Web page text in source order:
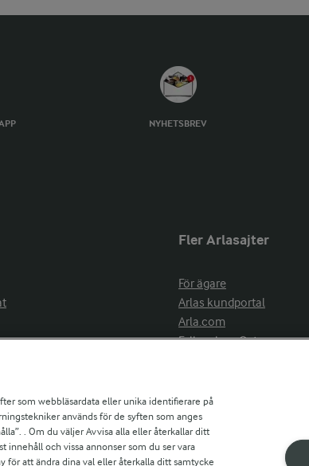
NYHETSBREV
Fler Arlasajter
För ägare
Arlas kundportal
Arla.com
Falbygdens Ost
som webbläsardata eller unika identifierare på
används för de syften som anges
. Om du väljer Avvisa alla eller återkallar ditt
innehåll och vissa annonser som du ser vara
att ändra dina val eller återkalla ditt samtycke